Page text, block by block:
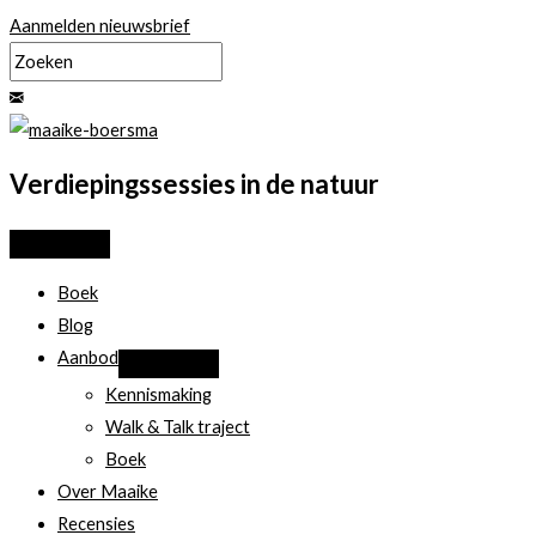
Ga
naar
de
inhoud
Aanmelden nieuwsbrief
Verdiepingssessies in de natuur
Boek
Blog
Aanbod
Kennismaking
Walk & Talk traject
Boek
Over Maaike
Recensies